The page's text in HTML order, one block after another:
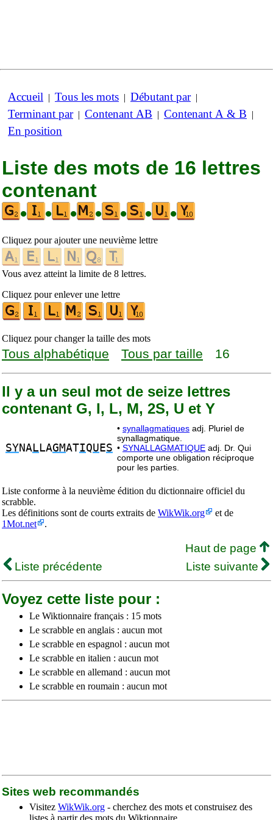
Accueil | Tous les mots | Débutant par|
Terminant par| Contenant AB | Contenant A & B |
En position
Liste des mots de 16 lettres
contenant
•
• • • • • •
Cliquez pour ajouter une neuvième lettre
Vous avez atteint la limite de 8 lettres.
Cliquez pour enlever une lettre
Cliquez pour changer la taille des mots
Tous alphabétique Tous par taille 16
Il y a un seul mot de seize lettres
contenant G, I, L, M, 2S, U et Y
SYNAL LAGMATIQU ES
• synallagmatiques adj. Pluriel de
synallagmatique.
• SYNALLAGMATIQUE adj. Dr. Qui
comporte une obligation réciproque
pour les parties.
Liste conforme à la neuvième édition du dictionnaire officiel du
scrabble.
Les définitions sont de courts extraits de WikWik.org
et de
1Mot.net
.
Haut de page
Liste précédente
Liste suivante
Voyez cette liste pour :
Le Wiktionnaire français : 15 mots
Le scrabble en anglais : aucun mot
Le scrabble en espagnol : aucun mot
Le scrabble en italien : aucun mot
Le scrabble en allemand : aucun mot
Le scrabble en roumain : aucun mot
Sites web recommandés
Visitez WikWik.org - cherchez des mots et construisez des
listes à partir des mots du Wiktionnaire.